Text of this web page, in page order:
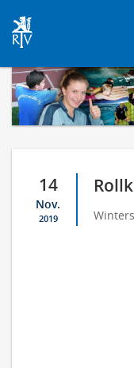
14
Nov.
2019